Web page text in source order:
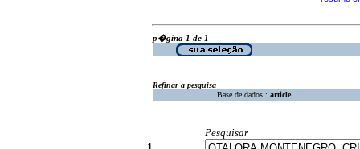
p�gina 1 de 1
Refinar a pesquisa
Base de dados : article
Pesquisar